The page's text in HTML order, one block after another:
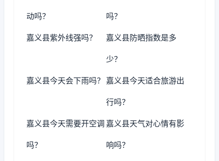
动吗？ 吗？
嘉义县紫外线强吗？ 嘉义县防晒指数是多
少？
嘉义县今天会下雨吗？ 嘉义县今天适合旅游出
行吗？
嘉义县今天需要开空调
吗？
嘉义县天气对心情有影
响吗？